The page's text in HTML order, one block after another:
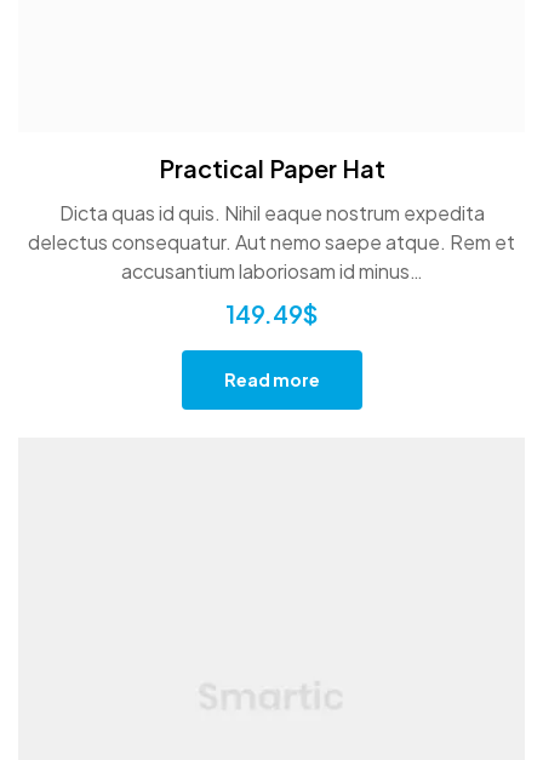
Practical Paper Hat
Dicta quas id quis. Nihil eaque nostrum expedita
delectus consequatur. Aut nemo saepe atque. Rem et
accusantium laboriosam id minus…
149.49$
Read more